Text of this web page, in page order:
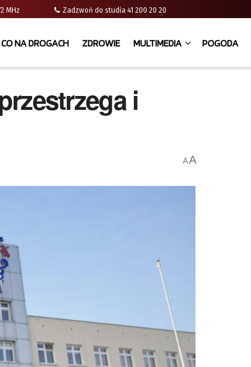
MHz Zadzwoń do studia 41 200 20 20
CO NA DROGACH ZDROWIE MULTIMEDIA POGODA
i
AA